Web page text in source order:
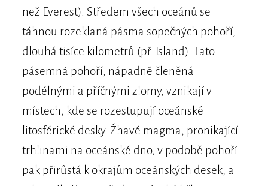
než Everest). Středem všech oceánů se
táhnou rozeklaná pásma sopečných pohoří,
dlouhá tisíce kilometrů (př. Island). Tato
pásemná pohoří, nápadně členěná
podélnými a příčnými zlomy, vznikají v
místech, kde se rozestupují oceánské
litosférické desky. Žhavé magma, pronikající
trhlinami na oceánské dno, v podobě pohoří
pak přirůstá k okrajům oceánských desek, a